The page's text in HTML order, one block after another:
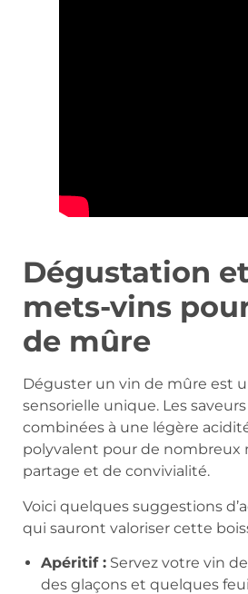
Dégustation
mets-vins
de mûre
Déguster un vin de mûre est
sensorielle unique. Les
combinées à une légère
polyvalent pour de nombreux
partage et de convivialité.
Voici quelques suggestions
qui sauront valoriser cette
Apéritif : Servez votre vin
des glaçons et quelques